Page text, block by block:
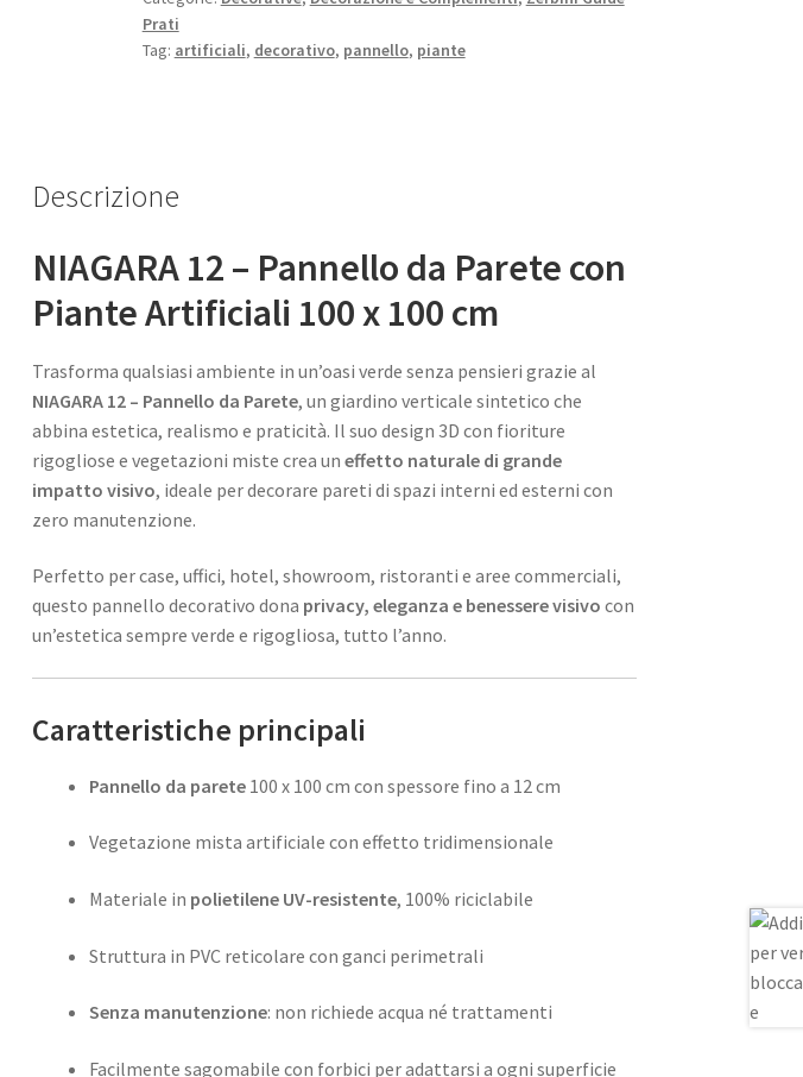
Parete
con
100
quantità
Prati
Tag: artificiali, decorativo, pannello, piante
Descrizione
NIAGARA 12 – Pannello da Parete con
Piante Artificiali 100 x 100 cm
Trasforma qualsiasi ambiente in un’oasi verde senza pensieri grazie al
NIAGARA 12 – Pannello da Parete, un giardino verticale sintetico che
abbina estetica, realismo e praticità. Il suo design 3D con fioriture
rigogliose e vegetazioni miste crea uneffetto naturale di grande
impatto visivo, ideale per decorare pareti di spazi interni ed esterni con
zero manutenzione.
Perfetto per case, uffici, hotel, showroom, ristoranti e aree commerciali,
questo pannello decorativo dona privacy, eleganza e benessere visivo con
un’estetica sempre verde e rigogliosa, tutto l’anno.
Caratteristiche principali
Pannello da parete 100 x 100 cm con spessore fino a 12 cm
Vegetazione mista artificiale con effetto tridimensionale
Materiale in polietilene UV-resistente, 100% riciclabile
Struttura in PVC reticolare con ganci perimetrali
Senza manutenzione: non richiede acqua né trattamenti
Facilmente sagomabile con forbici per adattarsi a ogni superficie